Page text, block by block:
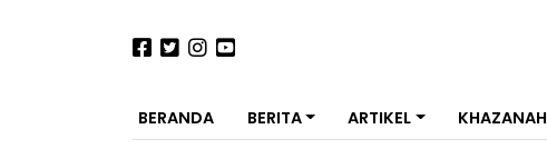
BERANDA BERITA ARTIKEL KHAZANAH